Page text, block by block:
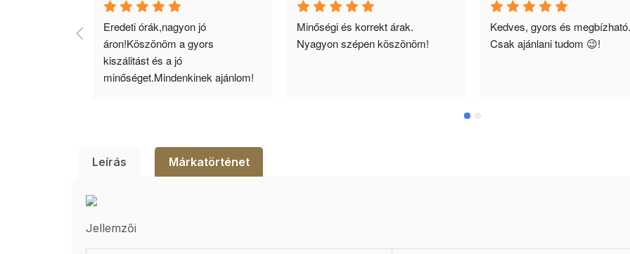
Eredeti órák,nagyon jó
áron!Köszönöm a gyors
kiszálitást és a jó
minőséget.Mindenkinek ajánlom!
Minőségi és korrekt árak.
Nyagyon szépen köszönöm!
Kedves, gyors és megbízható.
Csak ajánlani tudom 😉!
Leírás Márkatörténet
Jellemzői